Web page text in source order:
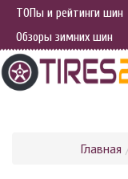
ТОПы и рейтинги шин
Обзоры зимних шин
Главная